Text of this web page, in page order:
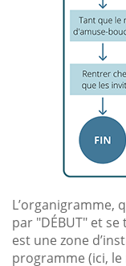
L’organigramme,
par "DÉBUT" et
est une zone
programme (ici,